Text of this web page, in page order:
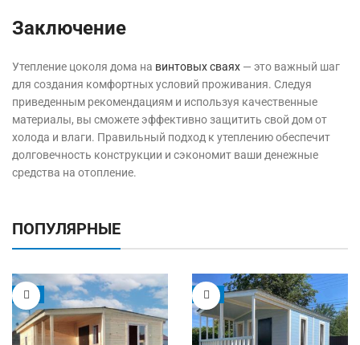
Заключение
Утепление цоколя дома на винтовых сваях — это важный шаг
для создания комфортных условий проживания. Следуя
приведенным рекомендациям и используя качественные
материалы, вы сможете эффективно защитить свой дом от
холода и влаги. Правильный подход к утеплению обеспечит
долговечность конструкции и сэкономит ваши денежные
средства на отопление.
ПОПУЛЯРНЫЕ
-5% -9%